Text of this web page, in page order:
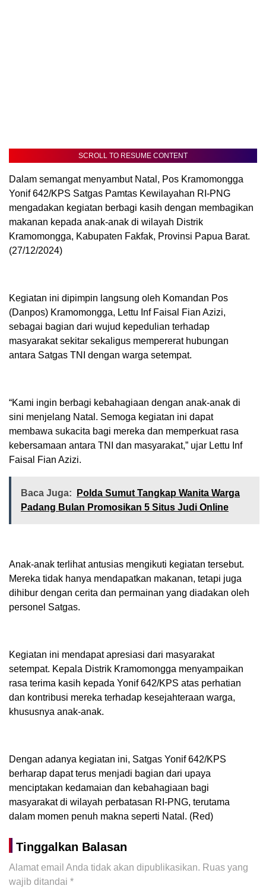
SCROLL TO RESUME CONTENT
Dalam semangat menyambut Natal, Pos Kramomongga
Yonif 642/KPS Satgas Pamtas Kewilayahan RI-PNG
mengadakan kegiatan berbagi kasih dengan membagikan
makanan kepada anak-anak di wilayah Distrik
Kramomongga, Kabupaten Fakfak, Provinsi Papua Barat.
(27/12/2024)
Kegiatan ini dipimpin langsung oleh Komandan Pos
(Danpos) Kramomongga, Lettu Inf Faisal Fian Azizi,
sebagai bagian dari wujud kepedulian terhadap
masyarakat sekitar sekaligus mempererat hubungan
antara Satgas TNI dengan warga setempat.
“Kami ingin berbagi kebahagiaan dengan anak-anak di
sini menjelang Natal. Semoga kegiatan ini dapat
membawa sukacita bagi mereka dan memperkuat rasa
kebersamaan antara TNI dan masyarakat,” ujar Lettu Inf
Faisal Fian Azizi.
Baca Juga:
Polda Sumut Tangkap Wanita Warga
Padang Bulan Promosikan 5 Situs Judi Online
Anak-anak terlihat antusias mengikuti kegiatan tersebut.
Mereka tidak hanya mendapatkan makanan, tetapi juga
dihibur dengan cerita dan permainan yang diadakan oleh
personel Satgas.
Kegiatan ini mendapat apresiasi dari masyarakat
setempat. Kepala Distrik Kramomongga menyampaikan
rasa terima kasih kepada Yonif 642/KPS atas perhatian
dan kontribusi mereka terhadap kesejahteraan warga,
khususnya anak-anak.
Dengan adanya kegiatan ini, Satgas Yonif 642/KPS
berharap dapat terus menjadi bagian dari upaya
menciptakan kedamaian dan kebahagiaan bagi
masyarakat di wilayah perbatasan RI-PNG, terutama
dalam momen penuh makna seperti Natal. (Red)
Tinggalkan Balasan
Alamat email Anda tidak akan dipublikasikan. Ruas yang
wajib ditandai *